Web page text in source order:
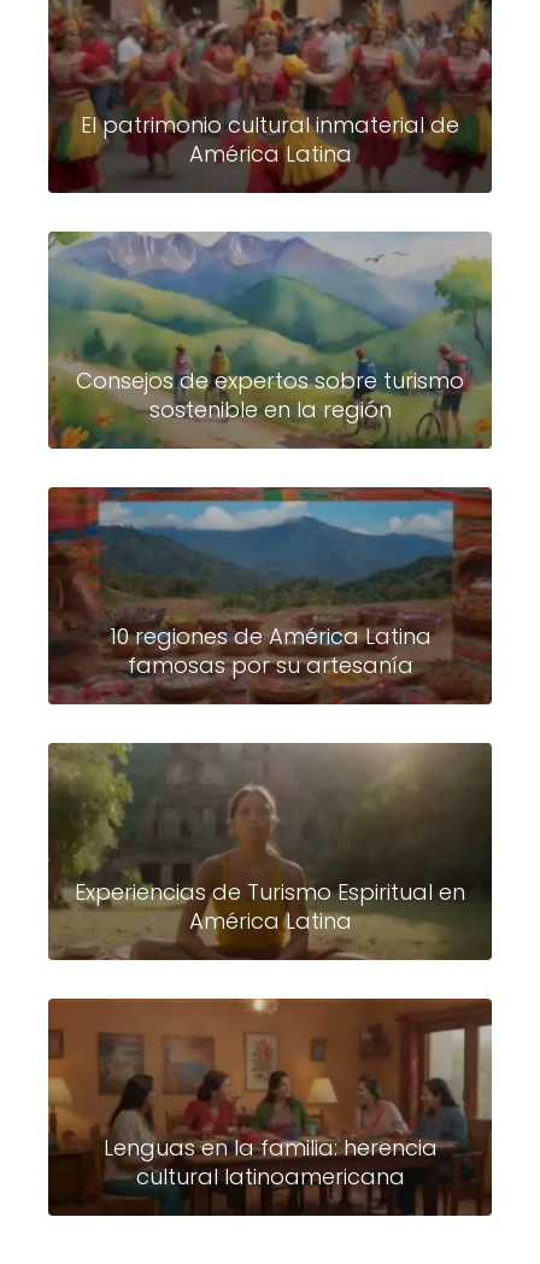
El patrimonio cultural inmaterial de
América Latina
Consejos de expertos sobre turismo
sostenible en la región
10 regiones de América Latina
famosas por su artesanía
Experiencias de Turismo Espiritual en
América Latina
Lenguas en la familia: herencia
cultural latinoamericana